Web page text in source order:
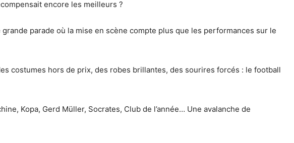
encore les meilleurs ?
parade où la mise en scène compte plus que les performances sur le
costumes hors de prix, des robes brillantes, des sourires forcés : le football
Kopa, Gerd Müller, Socrates, Club de l’année… Une avalanche de